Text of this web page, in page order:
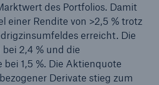
des Portfolios. Damit
einer Rendite von >2,5 % trotz
erreicht. Die
2,4 % und die
1,5 %. Die Aktienquote
Derivate stieg zum